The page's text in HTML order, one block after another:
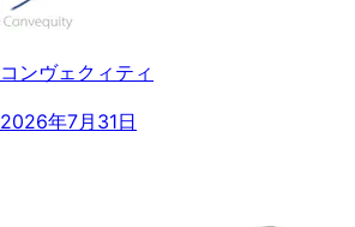
コンヴェクィティ
2026年7月31日